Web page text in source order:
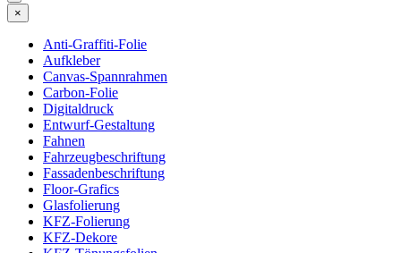
×
Anti-Graffiti-Folie
Aufkleber
Canvas-Spannrahmen
Carbon-Folie
Digitaldruck
Entwurf-Gestaltung
Fahnen
Fahrzeugbeschriftung
Fassadenbeschriftung
Floor-Grafics
Glasfolierung
KFZ-Folierung
KFZ-Dekore